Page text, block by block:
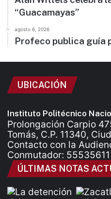
“Guacamayas”
agosto 6, 2026
Profeco publica guía
UBICACIÓN
Instituto Politécnico
Prolongación Carpio
Tomás, C.P. 11340,
Contacto con la
Conmutador: 55535611
ÚLTIMAS NOTAS